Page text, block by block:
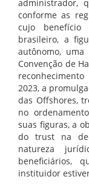
administrador,
conforme as
cujo
brasileiro, a
autônomo,
Convenção de
2023, a
das Offshores,
no
suas figuras, a
do trust na
natureza
beneficiários,
instituidor